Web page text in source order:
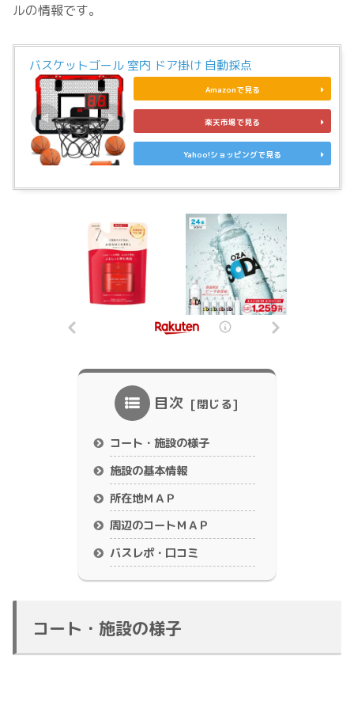
ルの情報です。
バスケットゴール 室内 ドア掛け 自動採点
Amazonで見る
楽天市場で見る
Yahoo!ショッピングで見る
目次
コート・施設の様子
施設の基本情報
所在地ＭＡＰ
周辺のコートＭＡＰ
バスレポ・口コミ
コート・施設の様子